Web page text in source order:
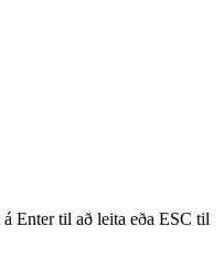
Enter til að leita eða ESC til